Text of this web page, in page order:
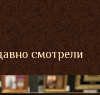
смотрели